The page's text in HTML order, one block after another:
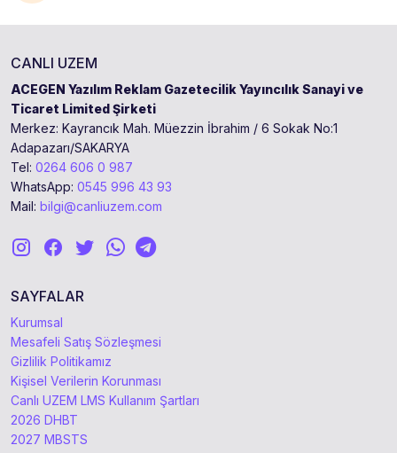
CANLI UZEM
ACEGEN Yazılım Reklam Gazetecilik Yayıncılık Sanayi ve
Ticaret Limited Şirketi
Merkez: Kayrancık Mah. Müezzin İbrahim / 6 Sokak No:1
Adapazarı/SAKARYA
Tel: 0264 606 0 987
WhatsApp: 0545 996 43 93
Mail: bilgi@canliuzem.com
SAYFALAR
Kurumsal
Mesafeli Satış Sözleşmesi
Gizlilik Politikamız
Kişisel Verilerin Korunması
Canlı UZEM LMS Kullanım Şartları
2026 DHBT
2027 MBSTS